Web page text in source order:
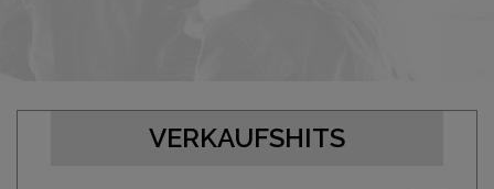
VERKAUFSHITS